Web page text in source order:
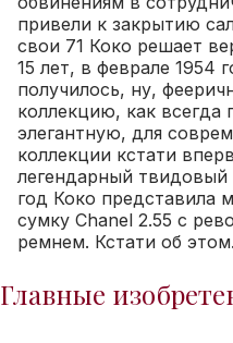
привели к закрытию
свои 71 Коко решает
15 лет, в феврале 1954
получилось, ну,
коллекцию, как всегда
элегантную, для
коллекции кстати
легендарный
год Коко представила
сумку Chanel 2.55 с
ремнем. Кстати об
Главные